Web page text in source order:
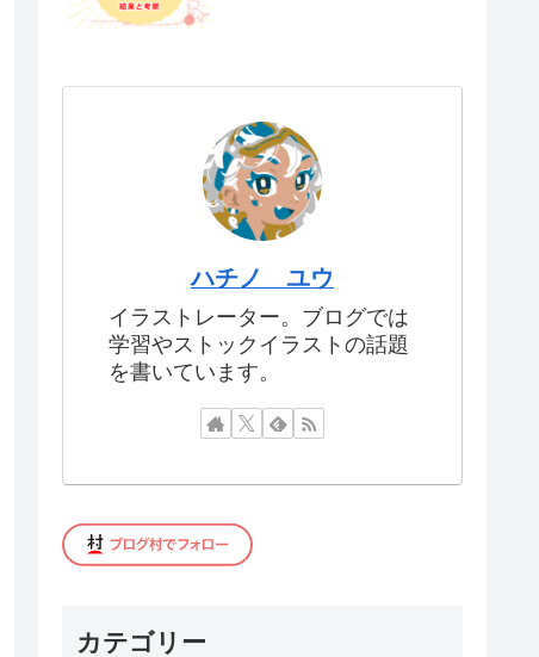
ハチノ ユウ
イラストレーター。ブログでは
学習やストックイラストの話題
を書いています。
カテゴリー